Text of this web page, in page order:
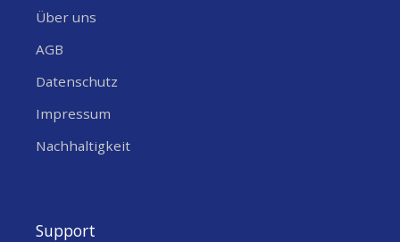
Über uns
AGB
Datenschutz
Impressum
Nachhaltigkeit
Support